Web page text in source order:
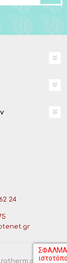
24